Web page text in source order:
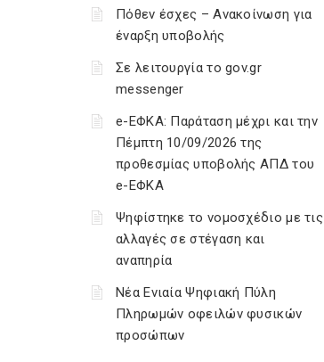
Πόθεν έσχες – Ανακοίνωση για
έναρξη υποβολής
Σε λειτουργία το gov.gr
messenger
e-ΕΦΚΑ: Παράταση μέχρι και την
Πέμπτη 10/09/2026 της
προθεσμίας υποβολής ΑΠΔ του
e-ΕΦΚΑ
Ψηφίστηκε το νομοσχέδιο με τις
αλλαγές σε στέγαση και
αναπηρία
Νέα Ενιαία Ψηφιακή Πύλη
Πληρωμών οφειλών φυσικών
προσώπων